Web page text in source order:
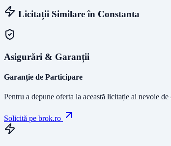
Licitații Similare în Constanta
Asigurări & Garanții
Garanție de Participare
Pentru a depune oferta la această licitație ai nevoie
Solicită pe brok.ro